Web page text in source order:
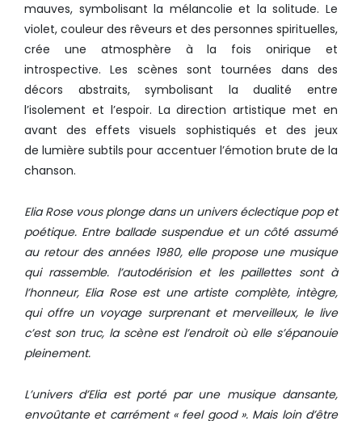
mauves, symbolisant la mélancolie et la solitude. Le
violet, couleur des rêveurs et des personnes spirituelles,
crée une atmosphère à la fois onirique et
introspective. Les scènes sont tournées dans des
décors abstraits, symbolisant la dualité entre
l’isolement et l’espoir. La direction artistique met en
avant des effets visuels sophistiqués et des jeux
de lumière subtils pour accentuer l’émotion brute de la
chanson.
Elia Rose vous plonge dans un univers éclectique pop et
poétique. Entre ballade suspendue et un côté assumé
au retour des années 1980, elle propose une musique
qui rassemble. l’autodérision et les paillettes sont à
l’honneur, Elia Rose est une artiste complète, intègre,
qui offre un voyage surprenant et merveilleux, le live
c’est son truc, la scène est l’endroit où elle s’épanouie
pleinement.
L’univers d’Elia est porté par une musique dansante,
envoûtante et carrément « feel good ». Mais loin d’être